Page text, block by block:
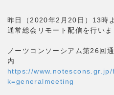
昨日（2020年2月20日）13時
通常総会リモート配信を行いま
ノーツコンソーシアム第26回
内
https://
k=generalmeeting